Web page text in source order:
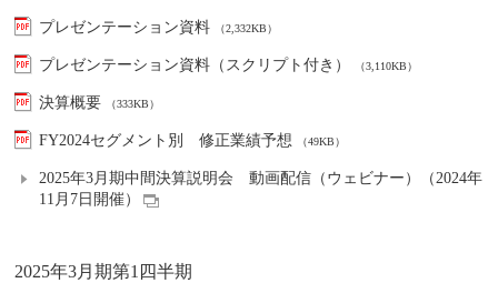
プレゼンテーション資料 （2,332KB）
プレゼンテーション資料（スクリプト付き） （3,110KB）
決算概要 （333KB）
FY2024セグメント別 修正業績予想 （49KB）
2025年3月期中間決算説明会 動画配信（ウェビナー）（2024年
11月7日開催）
2025年3月期第1四半期